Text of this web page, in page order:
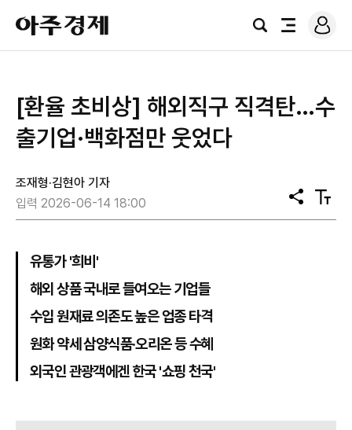
아
주
경
검
전
로
그
[환율 초비상] 해외직구 직격탄…수
출기업·백화점만 웃었다
조재형·김현아 기자
입력 2026-06-14 18:00
공
유
텍
스
유통가 '희비'
해외 상품 국내로 들여오는 기업들
수입 원재료 의존도 높은 업종 타격
원화 약세 삼양식품·오리온 등 수혜
외국인 관광객에겐 한국 '쇼핑 천국'